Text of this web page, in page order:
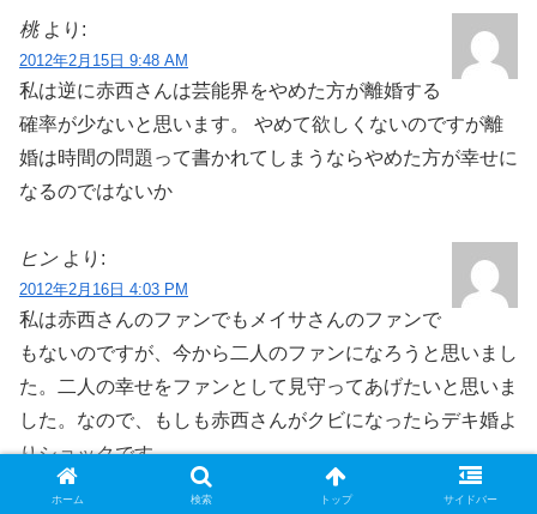
桃 より:
2012年2月15日 9:48 AM
私は逆に赤西さんは芸能界をやめた方が離婚する
確率が少ないと思います。 やめて欲しくないのですが離
婚は時間の問題って書かれてしまうならやめた方が幸せに
なるのではないか
ヒン より:
2012年2月16日 4:03 PM
私は赤西さんのファンでもメイサさんのファンで
もないのですが、今から二人のファンになろうと思いまし
た。二人の幸せをファンとして見守ってあげたいと思いま
した。なので、もしも赤西さんがクビになったらデキ婚よ
りショックです。
ホーム 検索 トップ サイドバー